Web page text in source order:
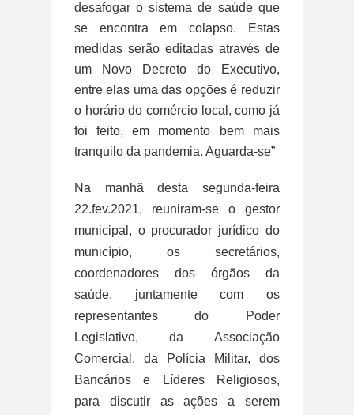
desafogar o sistema de saúde que
se encontra em colapso. Estas
medidas serão editadas através de
um Novo Decreto do Executivo,
entre elas uma das opções é reduzir
o horário do comércio local, como já
foi feito, em momento bem mais
tranquilo da pandemia. Aguarda-se”
Na manhã desta segunda-feira
22.fev.2021, reuniram-se o gestor
municipal, o procurador jurídico do
município, os secretários,
coordenadores dos órgãos da
saúde, juntamente com os
representantes do Poder
Legislativo, da Associação
Comercial, da Polícia Militar, dos
Bancários e Líderes Religiosos,
para discutir as ações a serem